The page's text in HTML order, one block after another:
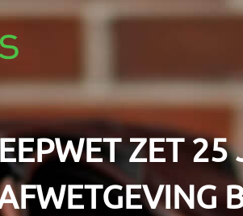
HOOFDMENU
ZET